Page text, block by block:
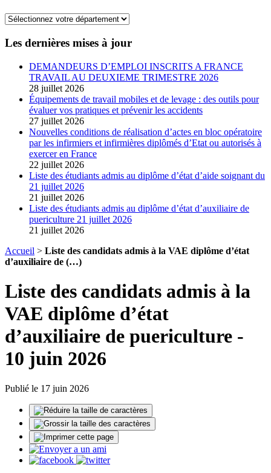
Les dernières mises à jour
DEMANDEURS D’EMPLOI INSCRITS A FRANCE
TRAVAIL AU DEUXIEME TRIMESTRE 2026
28 juillet 2026
Équipements de travail mobiles et de levage : des outils pour
évaluer vos pratiques et prévenir les accidents
27 juillet 2026
Nouvelles conditions de réalisation d’actes en bloc opératoire
par les infirmiers et infirmières diplômés d’Etat ou autorisés à
exercer en France
22 juillet 2026
Liste des étudiants admis au diplôme d’état d’aide soignant du
21 juillet 2026
21 juillet 2026
Liste des étudiants admis au diplôme d’état d’auxiliaire de
puericulture 21 juillet 2026
21 juillet 2026
Accueil > Liste des candidats admis à la VAE diplôme d’état
d’auxiliaire de (…)
Liste des candidats admis à la
VAE diplôme d’état
d’auxiliaire de puericulture -
10 juin 2026
Publié le 17 juin 2026